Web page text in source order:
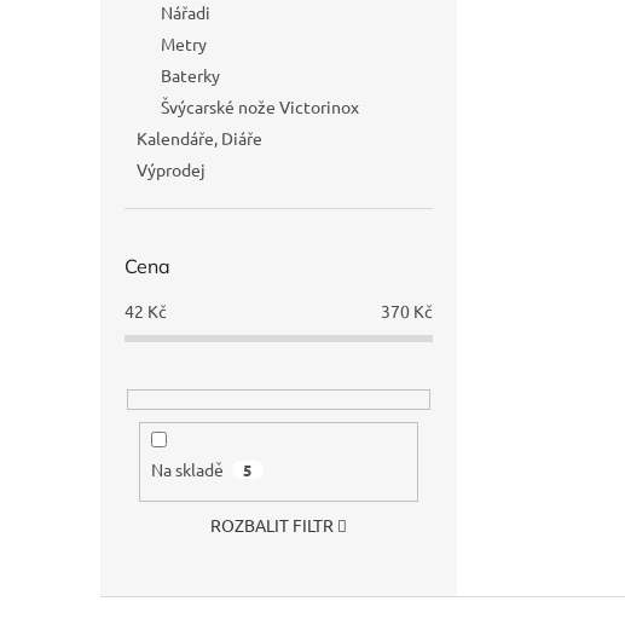
Nářadi
Metry
Baterky
Švýcarské nože Victorinox
Kalendáře, Diáře
Výprodej
Cena
42 Kč 370 Kč
Na skladě 5
ROZBALIT FILTR